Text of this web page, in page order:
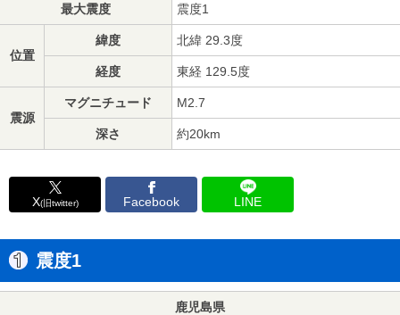
最大震度 震度1
位置
緯度 北緯 29.3度
経度 東経 129.5度
震源
マグニチュード M2.7
深さ 約20km
X(旧twitter) Facebook LINE
震度1
鹿児島県